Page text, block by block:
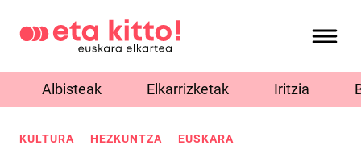
Albisteak Elkarrizketak Iritzia
KULTURA HEZKUNTZA EUSKARA